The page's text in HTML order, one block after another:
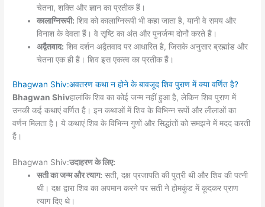
चेतना, शक्ति और ज्ञान का प्रतीक हैं।
कालाग्निरूपी: शिव को कालाग्निरूपी भी कहा जाता है, यानी वे समय और
विनाश के देवता हैं। वे सृष्टि का अंत और पुनर्जन्म दोनों करते हैं।
अद्वैतवाद: शिव दर्शन अद्वैतवाद पर आधारित है, जिसके अनुसार ब्रह्मांड और
चेतना एक ही हैं। शिव इस एकत्व का प्रतीक हैं।
Bhagwan Shiv:अवतरण कथा न होने के बावजूद शिव पुराण में क्या वर्णित है?
Bhagwan Shivहालांकि शिव का कोई जन्म नहीं हुआ है, लेकिन शिव पुराण में
उनकी कई कथाएं वर्णित हैं। इन कथाओं में शिव के विभिन्न रूपों और लीलाओं का
वर्णन मिलता है। ये कथाएं शिव के विभिन्न गुणों और सिद्धांतों को समझने में मदद करती
हैं।
Bhagwan Shiv:उदाहरण के लिए:
सती का जन्म और त्याग: सती, दक्ष प्रजापति की पुत्री थी और शिव की पत्नी
थी। दक्ष द्वारा शिव का अपमान करने पर सती ने होमकुंड में कूदकर प्राण
त्याग दिए थे।